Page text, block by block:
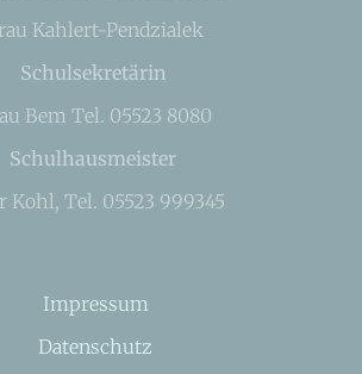
Kahlert-Pendzialek
Schulsekretärin
Bem Tel. 05523 8080
Schulhausmeister
Kohl, Tel. 05523 999345
Impressum
Datenschutz